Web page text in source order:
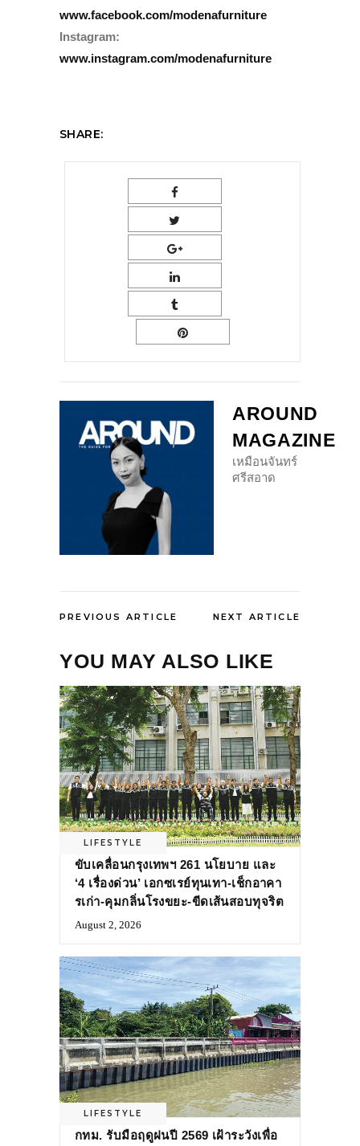
www.facebook.com/modenafurniture
Instagram:
www.instagram.com/modenafurniture
SHARE:
AROUND
MAGAZINE
เหมือนจันทร์
ศรีสอาด
PREVIOUS ARTICLE NEXT ARTICLE
YOU MAY ALSO LIKE
LIFESTYLE
ขับเคลื่อนกรุงเทพฯ 261 นโยบาย และ
‘4 เรื่องด่วน’ เอกซเรย์ทุนเทา-เช็กอาคา
รเก่า-คุมกลิ่นโรงขยะ-ขีดเส้นสอบทุจริต
August 2, 2026
LIFESTYLE
กทม. รับมือฤดูฝนปี 2569 เฝ้าระวังเพื่อ